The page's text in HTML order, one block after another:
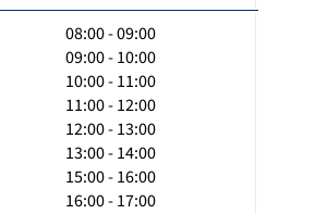
08:00 - 09:00
09:00 - 10:00
10:00 - 11:00
11:00 - 12:00
12:00 - 13:00
13:00 - 14:00
15:00 - 16:00
16:00 - 17:00